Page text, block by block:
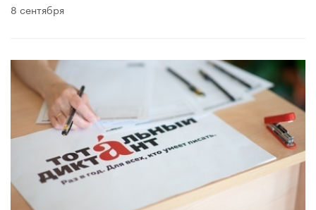
8 сентября